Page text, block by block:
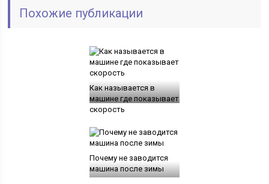
Похожие публикации
Как называется в
машине где показывает
скорость
Почему не заводится
машина после зимы